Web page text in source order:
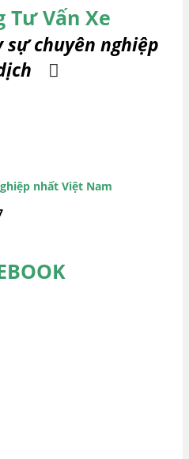
Tư Vấn Xe
chuyên nghiệp
nhất Việt Nam